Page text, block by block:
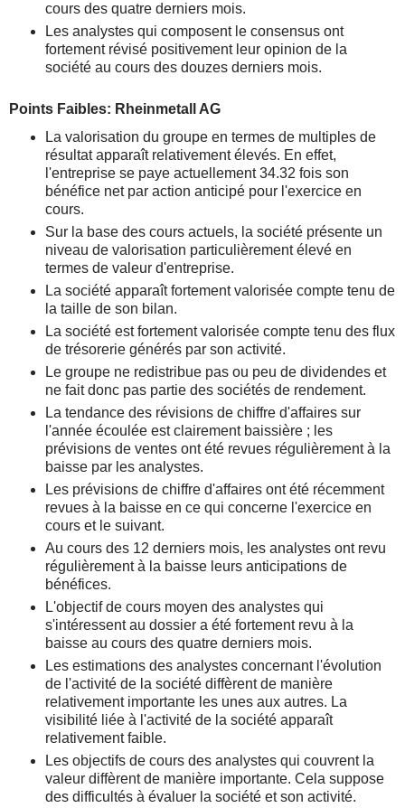
cours des quatre derniers mois.
Les analystes qui composent le consensus ont
fortement révisé positivement leur opinion de la
société au cours des douzes derniers mois.
Points Faibles: Rheinmetall AG
La valorisation du groupe en termes de multiples de
résultat apparaît relativement élevés. En effet,
l'entreprise se paye actuellement 34.32 fois son
bénéfice net par action anticipé pour l'exercice en
cours.
Sur la base des cours actuels, la société présente un
niveau de valorisation particulièrement élevé en
termes de valeur d'entreprise.
La société apparaît fortement valorisée compte tenu de
la taille de son bilan.
La société est fortement valorisée compte tenu des flux
de trésorerie générés par son activité.
Le groupe ne redistribue pas ou peu de dividendes et
ne fait donc pas partie des sociétés de rendement.
La tendance des révisions de chiffre d'affaires sur
l'année écoulée est clairement baissière ; les
prévisions de ventes ont été revues régulièrement à la
baisse par les analystes.
Les prévisions de chiffre d'affaires ont été récemment
revues à la baisse en ce qui concerne l'exercice en
cours et le suivant.
Au cours des 12 derniers mois, les analystes ont revu
régulièrement à la baisse leurs anticipations de
bénéfices.
L'objectif de cours moyen des analystes qui
s'intéressent au dossier a été fortement revu à la
baisse au cours des quatre derniers mois.
Les estimations des analystes concernant l'évolution
de l'activité de la société diffèrent de manière
relativement importante les unes aux autres. La
visibilité liée à l'activité de la société apparaît
relativement faible.
Les objectifs de cours des analystes qui couvrent la
valeur diffèrent de manière importante. Cela suppose
des difficultés à évaluer la société et son activité.